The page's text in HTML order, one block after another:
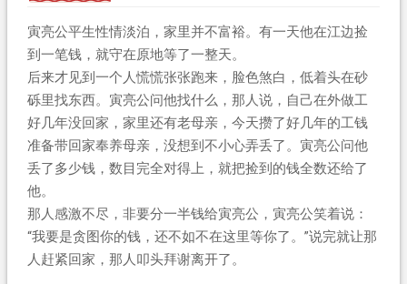
寅亮公平生性情淡泊，家里并不富裕。有一天他在江边捡
到一笔钱，就守在原地等了一整天。
后来才见到一个人慌慌张张跑来，脸色煞白，低着头在砂
砾里找东西。寅亮公问他找什么，那人说，自己在外做工
好几年没回家，家里还有老母亲，今天攒了好几年的工钱
准备带回家奉养母亲，没想到不小心弄丢了。寅亮公问他
丢了多少钱，数目完全对得上，就把捡到的钱全数还给了
他。
那人感激不尽，非要分一半钱给寅亮公，寅亮公笑着说：
“我要是贪图你的钱，还不如不在这里等你了。”说完就让那
人赶紧回家，那人叩头拜谢离开了。